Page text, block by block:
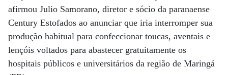
afirmou Julio Samorano, diretor e sócio da paranaense
Century Estofados ao anunciar que iria interromper sua
produção habitual para confeccionar toucas, aventais e
lençóis voltados para abastecer gratuitamente os
hospitais públicos e universitários da região de Maringá